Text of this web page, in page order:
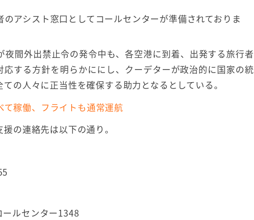
アシスト窓口としてコールセンターが準備されておりま
間外出禁止令の発令中も、各空港に到着、出発する旅行者
する方針を明らかににし、クーデターが政治的に国家の統
の人々に正当性を確保する助力となるとしている。
稼働、フライトも通常運航
の連絡先は以下の通り。
ルセンター1348